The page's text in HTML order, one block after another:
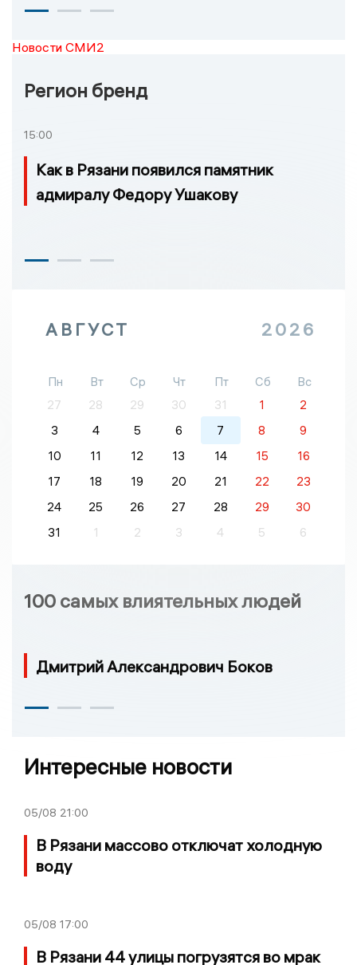
Новости СМИ2
Регион бренд
15:00
Как в Рязани появился памятник
адмиралу Федору Ушакову
АВГУСТ 2026
Пн Вт Ср Чт Пт Сб
Вс
27
28 29 30 31 1
2
3
4 5 6 7 8
9
10
11 12 13 14 15
16
17
18 19 20 21 22
23
24
25 26 27 28 29
30
31
1 2 3 4 5 6
100 самых влиятельных людей
Дмитрий Александрович Боков
Интересные новости
05/08 21:00
В Рязани массово отключат холодную
воду
05/08 17:00
В Рязани 44 улицы погрузятся во мрак